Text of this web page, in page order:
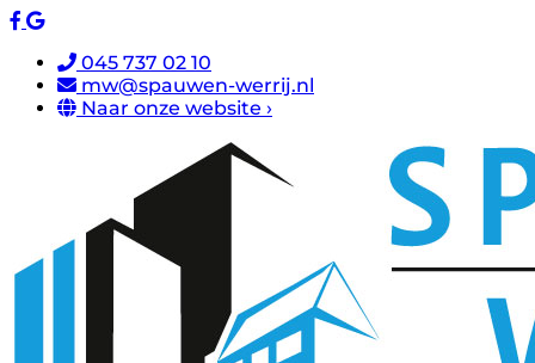
045 737 02 10
mw@spauwen-werrij.nl
Naar onze website ›